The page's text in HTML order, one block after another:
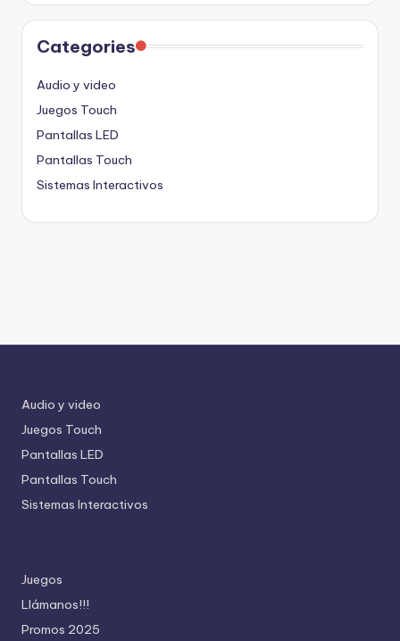
Categories
Audio y video
Juegos Touch
Pantallas LED
Pantallas Touch
Sistemas Interactivos
Audio y video
Juegos Touch
Pantallas LED
Pantallas Touch
Sistemas Interactivos
Juegos
Llámanos!!!
Promos 2025